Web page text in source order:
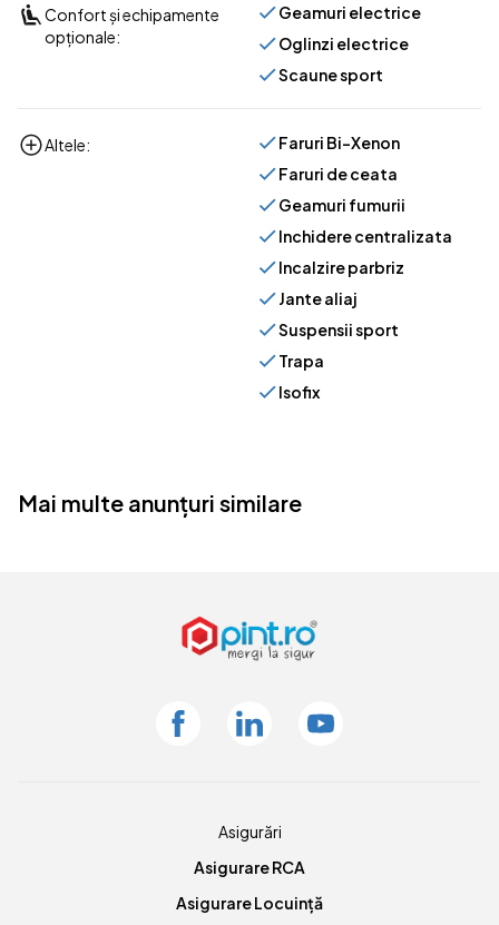
Confort și echipamente
opționale:
Geamuri electrice
Oglinzi electrice
Scaune sport
Altele:
Faruri Bi-Xenon
Faruri de ceata
Geamuri fumurii
Inchidere centralizata
Incalzire parbriz
Jante aliaj
Suspensii sport
Trapa
Isofix
Mai multe anunțuri similare
FacebookLinkedin Youtube
Asigurări
Asigurare RCA
Asigurare Locuință